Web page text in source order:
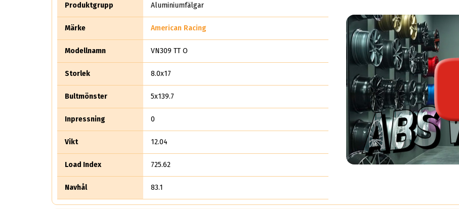
Produktgrupp Aluminiumfälgar
Märke American Racing
Modellnamn VN309 TT O
Storlek 8.0x17
Bultmönster 5x139.7
Inpressning 0
Vikt 12.04
Load Index 725.62
Navhål 83.1